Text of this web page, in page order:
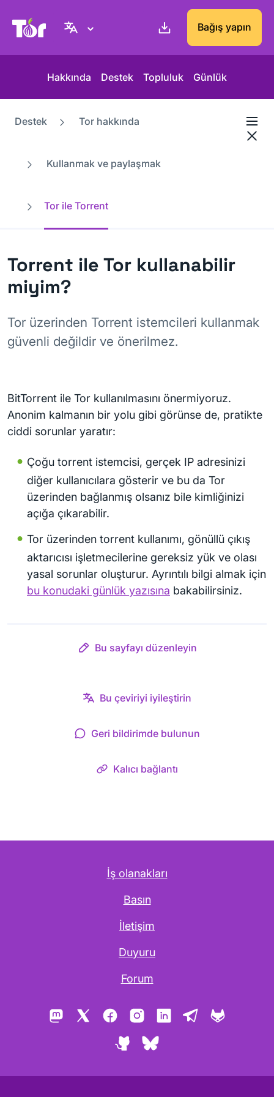
Tor Project sitesi Bağış yapın
Hakkında Destek Topluluk Günlük
Destek Tor hakkında
Kullanmak ve paylaşmak
Tor ile Torrent
Torrent ile Tor kullanabilir
miyim?
Tor üzerinden Torrent istemcileri kullanmak
güvenli değildir ve önerilmez.
BitTorrent ile Tor kullanılmasını önermiyoruz.
Anonim kalmanın bir yolu gibi görünse de, pratikte
ciddi sorunlar yaratır:
Çoğu torrent istemcisi, gerçek IP adresinizi
diğer kullanıcılara gösterir ve bu da Tor
üzerinden bağlanmış olsanız bile kimliğinizi
açığa çıkarabilir.
Tor üzerinden torrent kullanımı, gönüllü çıkış
aktarıcısı işletmecilerine gereksiz yük ve olası
yasal sorunlar oluşturur. Ayrıntılı bilgi almak için
bu konudaki günlük yazısına bakabilirsiniz.
Bu sayfayı düzenleyin
Bu çeviriyi iyileştirin
Geri bildirimde bulunun
Kalıcı bağlantı
İş olanakları
Basın
İletişim
Duyuru
Forum
Mastodon FacebookInstagramLinkedInTelegram
GitHubBluesky